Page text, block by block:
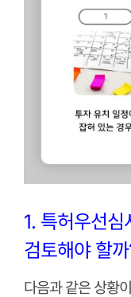
1. 특허우선심
검토해야 할
다음과 같은 상황